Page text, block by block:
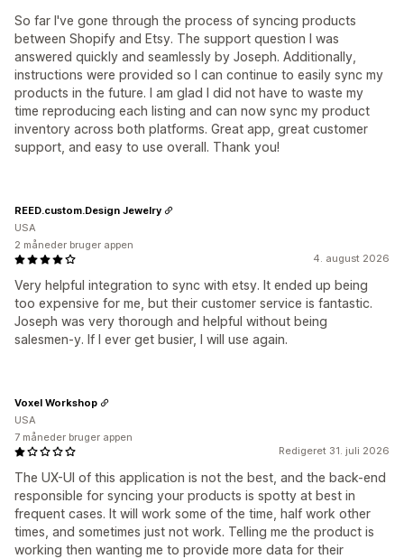
So far I've gone through the process of syncing products
between Shopify and Etsy. The support question I was
answered quickly and seamlessly by Joseph. Additionally,
instructions were provided so I can continue to easily sync my
products in the future. I am glad I did not have to waste my
time reproducing each listing and can now sync my product
inventory across both platforms. Great app, great customer
support, and easy to use overall. Thank you!
4. august 2026
Very helpful integration to sync with etsy. It ended up being
too expensive for me, but their customer service is fantastic.
Joseph was very thorough and helpful without being
salesmen-y. If I ever get busier, I will use again.
REED.custom.Design Jewelry
USA
2 måneder bruger appen
Redigeret 31. juli 2026
The UX-UI of this application is not the best, and the back-end
responsible for syncing your products is spotty at best in
frequent cases. It will work some of the time, half work other
times, and sometimes just not work. Telling me the product is
working then wanting me to provide more data for their
Voxel Workshop
USA
7 måneder bruger appen